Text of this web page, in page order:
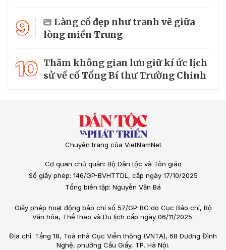
9
Làng cổ đẹp như tranh vẽ giữa
lòng miền Trung
10 Thăm không gian lưu giữ kí ức lịch
sử về cố Tổng Bí thư Trường Chinh
Chuyên trang của VietNamNet
Cơ quan chủ quản: Bộ Dân tộc và Tôn giáo
Số giấy phép: 146/GP-BVHTTDL, cấp ngày 17/10/2025
Tổng biên tập: Nguyễn Văn Bá
Giấy phép hoạt động báo chí số 57/GP-BC do Cục Báo chí, Bộ
Văn hóa, Thể thao và Du lịch cấp ngày 06/11/2025.
Địa chỉ: Tầng 18, Toà nhà Cục Viễn thông (VNTA), 68 Dương Đình
Nghệ, phường Cầu Giấy, TP. Hà Nội.